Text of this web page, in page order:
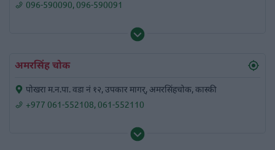
096-590090, 096-590091
अमरसिंह चोक
पोखरा म.न.पा. वडा नं १२, उपकार मागर्, अमरसिंहचोक, कास्की
+977 061-552108, 061-552110